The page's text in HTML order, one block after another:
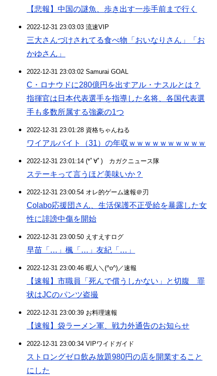
【悲報】中国の謎魚、歩き出す一歩手前まで行く
2022-12-31 23:03:03 流速VIP
三大さんづけされてる食べ物「おいなりさん」「お
かゆさん」
2022-12-31 23:03:02 Samurai GOAL
C・ロナウドに280億円を出すアル・ナスルとは？
指揮官は日本代表選手を指導した名将、各国代表選
手も多数所属する強豪の1つ
2022-12-31 23:01:28 資格ちゃんねる
ワイアルバイト（31）の年収ｗｗｗｗｗｗｗｗｗｗ
2022-12-31 23:01:14 (*ﾟ∀ﾟ)ゞカガクニュース隊
ステーキって言うほど美味いか？
2022-12-31 23:00:54 オレ的ゲーム速報＠刃
Colabo応援団さん、生活保護不正受給を暴露した女
性に誹謗中傷を開始
2022-12-31 23:00:50 えすえすログ
早苗「…」楓「…」友紀「…」
2022-12-31 23:00:46 暇人＼(^o^)／速報
【速報】市職員「死んで償うしかない」と切腹 罪
状はJCのパンツ盗撮
2022-12-31 23:00:39 お料理速報
【速報】袋ラーメン軍、戦力外通告のお知らせ
2022-12-31 23:00:34 VIPワイドガイド
ストロングゼロ飲み放題980円の店を開業すること
にした